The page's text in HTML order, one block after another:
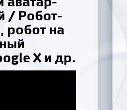
/ Робот-
на
X и др.